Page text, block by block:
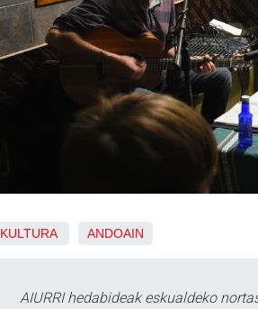
KULTURA ANDOAIN
AIURRI hedabideak eskualdeko